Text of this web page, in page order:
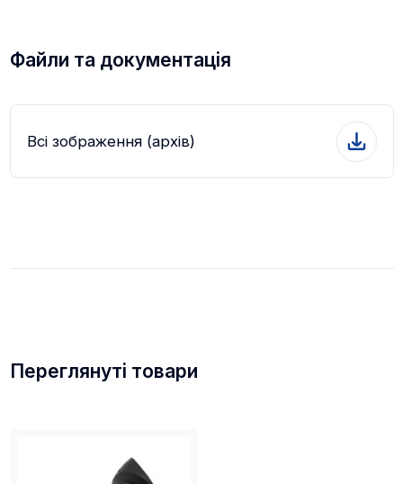
Файли та документація
Всі зображення (архів)
Переглянуті товари